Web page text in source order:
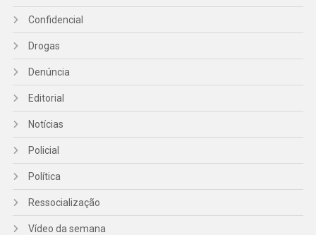
Confidencial
Drogas
Denúncia
Editorial
Notícias
Policial
Política
Ressocialização
Vídeo da semana